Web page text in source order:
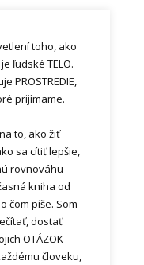
toho, ako
ľudské TELO.
PROSTREDIE,
prijímame.
to, ako žiť
sa cítiť lepšie,
rovnováhu
kniha od
čom píše. Som
dostať
OTÁZOK
človeku,